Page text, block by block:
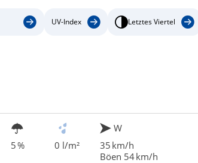
UV-Index Letztes Viertel
5 % 0 l/m²
W
35 km/h
Böen 54 km/h